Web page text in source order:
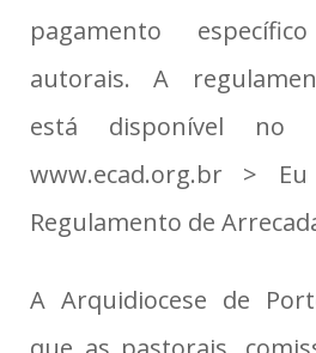
pagamento
autorais. A
está disponível no
www.ecad.org.br >
Regulamento de
A Arquidiocese de